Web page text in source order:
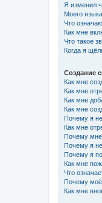
Я изменил
Моего
Что
Как мне
Что такое
Когда я
Создание
Как мне
Как мне
Как мне
Как мне
Почему я
Как мне
Почему
Почему я
Почему я
Как мне
Что
Почему моё
Как мне